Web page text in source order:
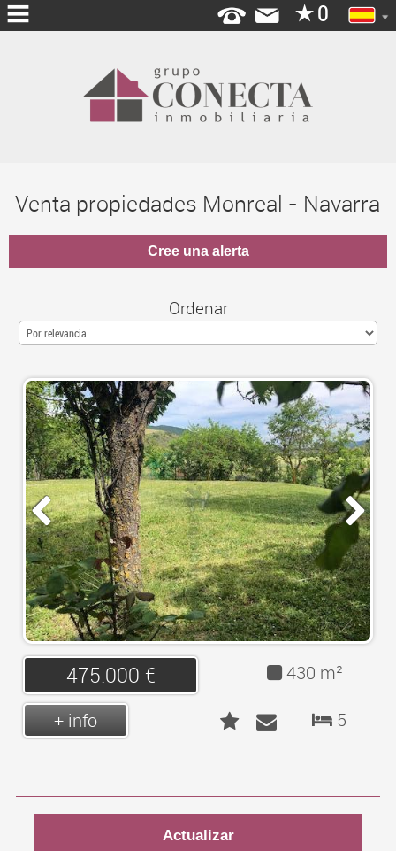
QUIENES
SERVICIOS
ABRE
TU
OFICINAS
LOGIN
CONTACTO
Venta propiedades Monreal - Navarra
Ordenar
475.000 €
430 m²
5
+ info